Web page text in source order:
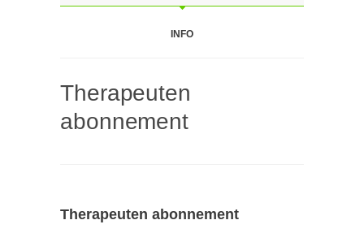
INFO
Therapeuten
abonnement
Therapeuten abonnement